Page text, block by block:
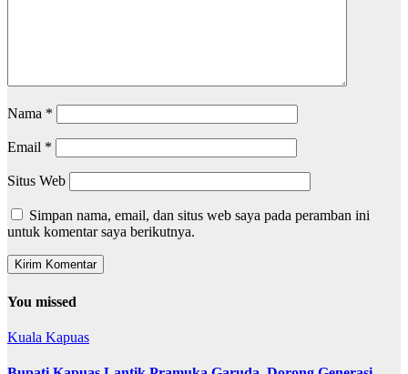
Nama *
Email *
Situs Web
Simpan nama, email, dan situs web saya pada peramban ini
untuk komentar saya berikutnya.
You missed
Kuala Kapuas